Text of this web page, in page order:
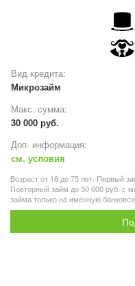
Вид кредита:
Микрозайм
Макс. сумма:
30 000 руб.
Доп. информация:
см. условия
Возраст от 18 до 75 лет. Первый
Повторный займ до 50 000 руб. с
займа только на именную